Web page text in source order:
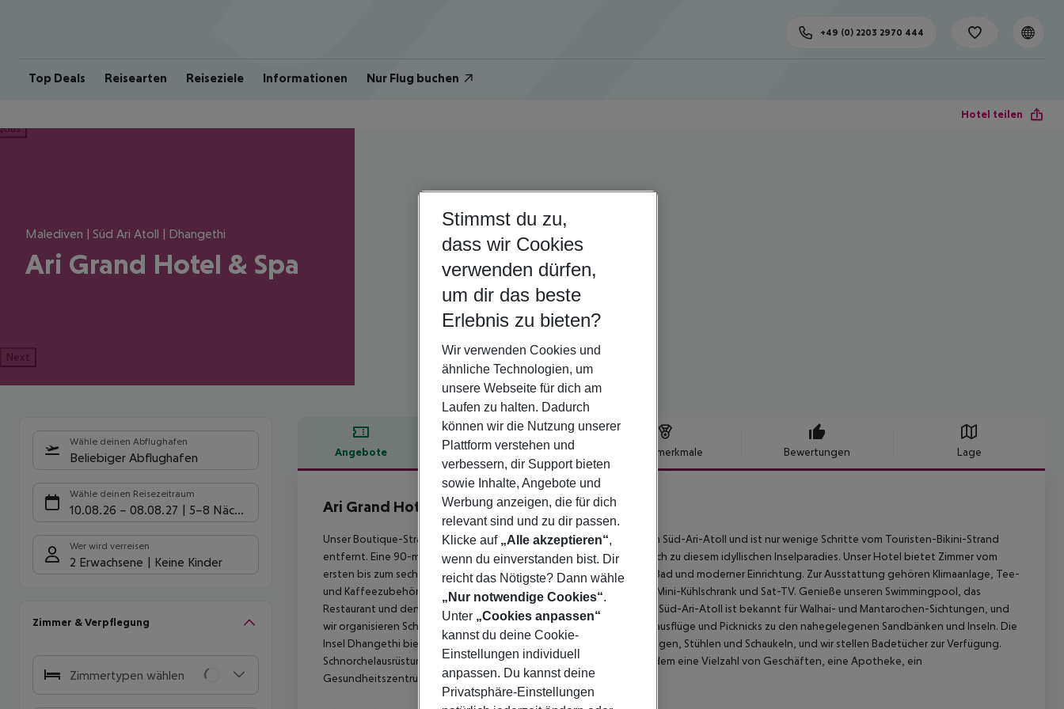
Top Deals Reisearten Reiseziele Informationen Nur Flug buchen
+49 (0) 2203 2970 444
Hotel teilen
Malediven | Süd Ari Atoll | Dhangethi
Ari Grand Hotel & Spa
Next
Wähle deinen Abflughafen
Beliebiger Abflughafen
Wähle deinen Reisezeitraum
10.08.26 – 08.08.27 5-8 Nächte
Wer wird verreisen
2 Erwachsene Keine Kinder
Zimmer & Verpflegung
Zimmertypen wählen
Angebote Hotelbeschreibung Hotelmerkmale Bewertungen Lage
Hotelbeschreibung
Ari Grand Hotel & Spa
Unser Boutique-Strandhotel befindet sich auf der Insel Dhangethi im Süd-Ari-Atoll und ist nur wenige Schritte vom Touristen-Bikini-Strand
entfernt. Eine 90-minütige Schnellbootfahrt von Malé City bringt dich zu diesem idyllischen Inselparadies. Unser Hotel bietet Zimmer vom
ersten bis zum sechsten Stock, jedes mit eigenem Balkon, eigenem Bad und moderner Einrichtung. Zur Ausstattung gehören Klimaanlage, Tee-
und Kaffeezubehör, ein Haartrockner, Pflegeprodukte, ein Safe, ein Mini-Kühlschrank und Sat-TV. Genieße unseren Swimmingpool, das
Restaurant und den einladenden Lobbybereich im Erdgeschoss. Das Süd-Ari-Atoll ist bekannt für Walhai- und Mantarochen-Sichtungen, und
wir organisieren Schnorchel- und Tauchausflüge, Wassersport, Angelausflüge und Picknicks zu den nahegelegenen Sandbänken und Inseln. Die
Insel Dhangethi bietet einen eigenen Touristenstrand mit Sonnenliegen, Stühlen und Schaukeln, und wir stellen Badetücher zur Verfügung.
Schnorchelausrüstung kann gemietet werden. Die Insel bietet außerdem eine Vielzahl von Geschäften, eine Apotheke, ein
Gesundheitszentrum und mehrere Restaurants.
Stimmst du zu,
dass wir Cookies
verwenden dürfen,
um dir das beste
Erlebnis zu bieten?
Wir verwenden Cookies und
ähnliche Technologien, um
unsere Webseite für dich am
Laufen zu halten. Dadurch
können wir die Nutzung unserer
Plattform verstehen und
verbessern, dir Support bieten
sowie Inhalte, Angebote und
Werbung anzeigen, die für dich
relevant sind und zu dir passen.
Klicke auf „Alle akzeptieren“,
wenn du einverstanden bist. Dir
reicht das Nötigste? Dann wähle
„Nur notwendige Cookies“.
Unter „Cookies anpassen“
kannst du deine Cookie-
Einstellungen individuell
anpassen. Du kannst deine
Privatsphäre-Einstellungen